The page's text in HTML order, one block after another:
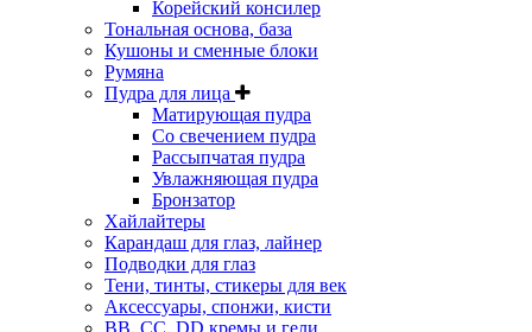
Корейский консилер
Тональная основа, база
Кушоны и сменные блоки
Румяна
Пудра для лица
Матирующая пудра
Со свечением пудра
Рассыпчатая пудра
Увлажняющая пудра
Бронзатор
Хайлайтеры
Карандаш для глаз, лайнер
Подводки для глаз
Тени, тинты, стикеры для век
Аксессуары, спонжи, кисти
BB, CC, DD кремы и гели